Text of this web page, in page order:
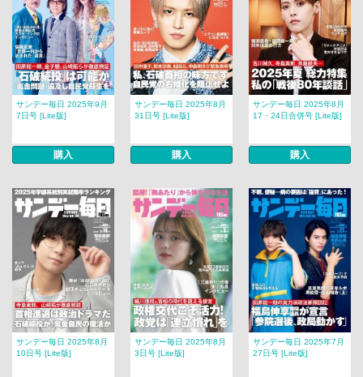
サンデー毎日 2025年9月
7日号 [Lite版]
購入
サンデー毎日 2025年8月
31日号 [Lite版]
購入
サンデー毎日 2025年8月
17・24日合併号 [Lite版]
購入
サンデー毎日 2025年8月
10日号 [Lite版]
サンデー毎日 2025年8月
3日号 [Lite版]
サンデー毎日 2025年7月
27日号 [Lite版]